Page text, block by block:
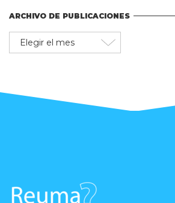
ARCHIVO DE PUBLICACIONES
Archivo
de